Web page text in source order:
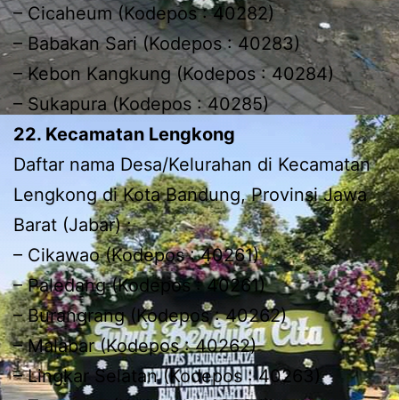
– Cicaheum (Kodepos : 40282)
– Babakan Sari (Kodepos : 40283)
– Kebon Kangkung (Kodepos : 40284)
– Sukapura (Kodepos : 40285)
22. Kecamatan Lengkong
Daftar nama Desa/Kelurahan di Kecamatan
Lengkong di Kota Bandung, Provinsi Jawa
Barat (Jabar) :
– Cikawao (Kodepos : 40261)
– Paledang (Kodepos : 40261)
– Burangrang (Kodepos : 40262)
– Malabar (Kodepos : 40262)
– Lingkar Selatan (Kodepos : 40263)